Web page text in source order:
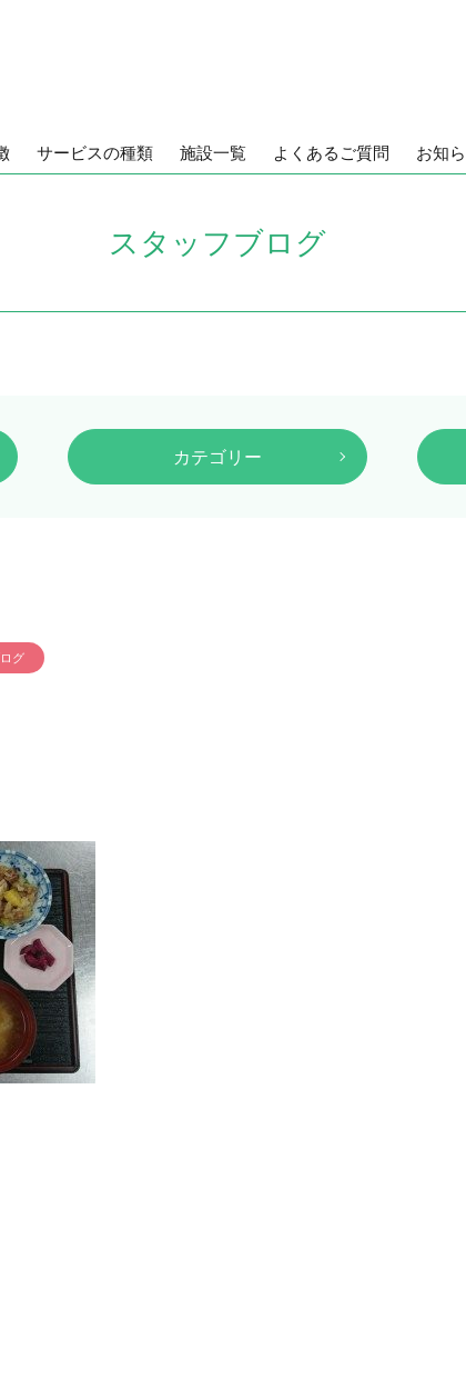
サービスの種類 施設一覧 よくあるご質問 お知
スタッフブログ
カテゴリー
グ